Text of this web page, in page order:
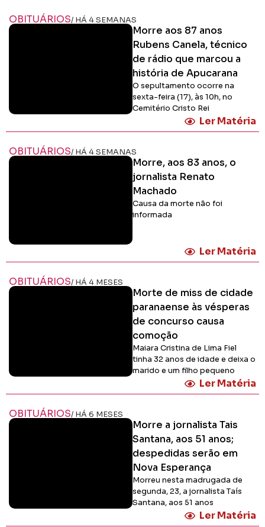
OBITUÁRIOS/ HÁ 4 SEMANAS
Morre aos 87 anos
Rubens Canela, técnico
de rádio que marcou a
história de Apucarana
O sepultamento ocorre na
sexta-feira (17), às 10h, no
Cemitério Cristo Rei
Ler Matéria
OBITUÁRIOS/ HÁ 4 SEMANAS
Morre, aos 83 anos, o
jornalista Renato
Machado
Causa da morte não foi
informada
Ler Matéria
OBITUÁRIOS/ HÁ 4 MESES
Morte de miss de cidade
paranaense às vésperas
de concurso causa
comoção
Maiara Cristina de Lima Fiel
tinha 32 anos de idade e deixa o
marido e um filho pequeno
Ler Matéria
OBITUÁRIOS/ HÁ 6 MESES
Morre a jornalista Tais
Santana, aos 51 anos;
despedidas serão em
Nova Esperança
Morreu nesta madrugada de
segunda, 23, a jornalista Taís
Santana, aos 51 anos
Ler Matéria